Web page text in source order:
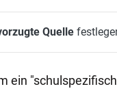
Quelle
ein